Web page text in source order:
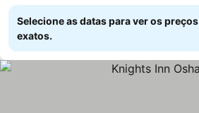
Selecione as datas para ver os preços
exatos.